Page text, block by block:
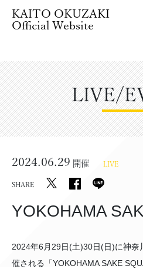
KAITO OKUZAKI
Official Website
LIVE/
2024.06.29 開催 LIVE
SHARE
YOKOHAMA
2024年6月29日(土)30日(日)に神奈
催される「YOKOHAMA SAKE